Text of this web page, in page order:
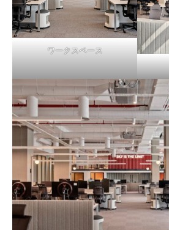
ワークスペース